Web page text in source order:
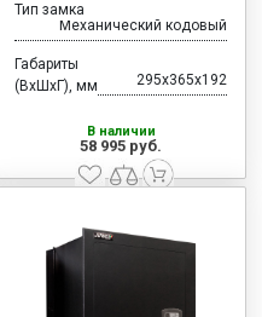
Тип замка
Механический кодовый
Габариты
(ВхШхГ), мм
295x365x192
В наличии
58 995 руб.